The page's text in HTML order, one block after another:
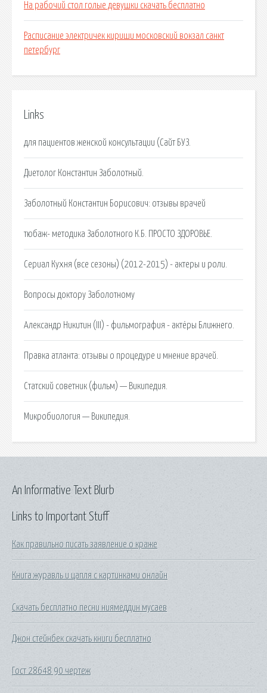
На рабочий стол голые девушки скачать бесплатно
Расписание электричек кириши московский вокзал санкт
петербург
Links
для пациентов женской консультации (Сайт БУЗ.
Диетолог Константин Заболотный.
Заболотный Константин Борисович: отзывы врачей
тюбаж- методика Заболотного К.Б. ПРОСТО ЗДОРОВЬЕ.
Сериал Кухня (все сезоны) (2012-2015) - актеры и роли.
Вопросы доктору Заболотному
Александр Никитин (III) - фильмография - актёры Ближнего.
Правка атланта: отзывы о процедуре и мнение врачей.
Статский советник (фильм) — Википедия.
Микробиология — Википедия.
Links to Important Stuff
Как правильно писать заявление о краже
Книга журавль и цапля с картинками онлайн
Скачать бесплатно песни ниямеддин мусаев
Джон стейнбек скачать книги бесплатно
Гост 28648 90 чертеж
An Informative Text Blurb